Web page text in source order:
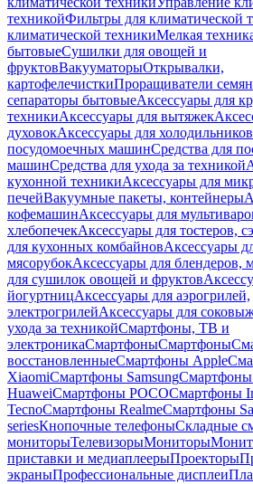
техникойФильтры для климатической
климатической техникиМелкая
бытовыеСушилки для овощей и
фруктовВакууматорыОткрывалки,
картофелечисткиПроращиватели семян
сепараторы бытовыеАксессуары для
техникиАксессуары для вытяжек
духовокАксессуары для холодильников
посудомоечных машинСредства для
машинСредства для ухода за техникой
кухонной техникиАксессуары для
печейВакуумные пакеты, контейнеры
кофемашинАксессуары для
хлебопечекАксессуары для тостеров,
для кухонных комбайновАксессуары
мясорубокАксессуары для блендеров,
для сушилок овощей и фруктов
йогуртницАксессуары для аэрогрилей,
электрогрилейАксессуары для
ухода за техникойСмартфоны, ТВ и
электроникаСмартфоныСмартфоны
восстановленныеСмартфоны Apple
XiaomiСмартфоны Samsung
HuaweiСмартфоны POCOСмартфоны
TecnoСмартфоны RealmeСмартфоны
seriesКнопочные телефоныСкладные
мониторыТелевизорыМониторы
приставки и медиаплеерыПроекторы
экраныПрофессиональные дисплеи